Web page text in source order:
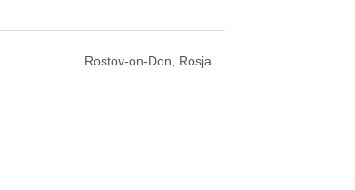
Rostov-on-Don, Rosja